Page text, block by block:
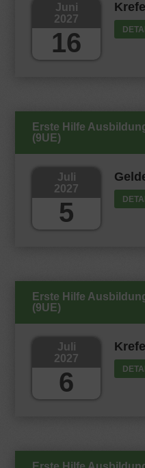
Juni
2027
16
Erste Hilfe
(9UE)
Juli
2027
5
Erste Hilfe
(9UE)
Juli
2027
6